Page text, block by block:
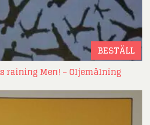
BESTÄLL
raining Men! – Oljemålning